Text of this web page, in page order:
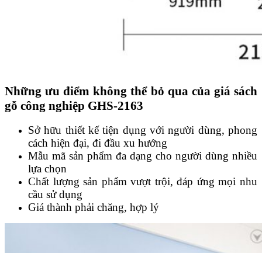
Những ưu điểm không thể bỏ qua của giá sách
gỗ công nghiệp GHS-2163
Sở hữu thiết kế tiện dụng với người dùng, phong
cách hiện đại, đi đầu xu hướng
Mẫu mã sản phẩm đa dạng cho người dùng nhiều
lựa chọn
Chất lượng sản phẩm vượt trội, đáp ứng mọi nhu
cầu sử dụng
Giá thành phải chăng, hợp lý